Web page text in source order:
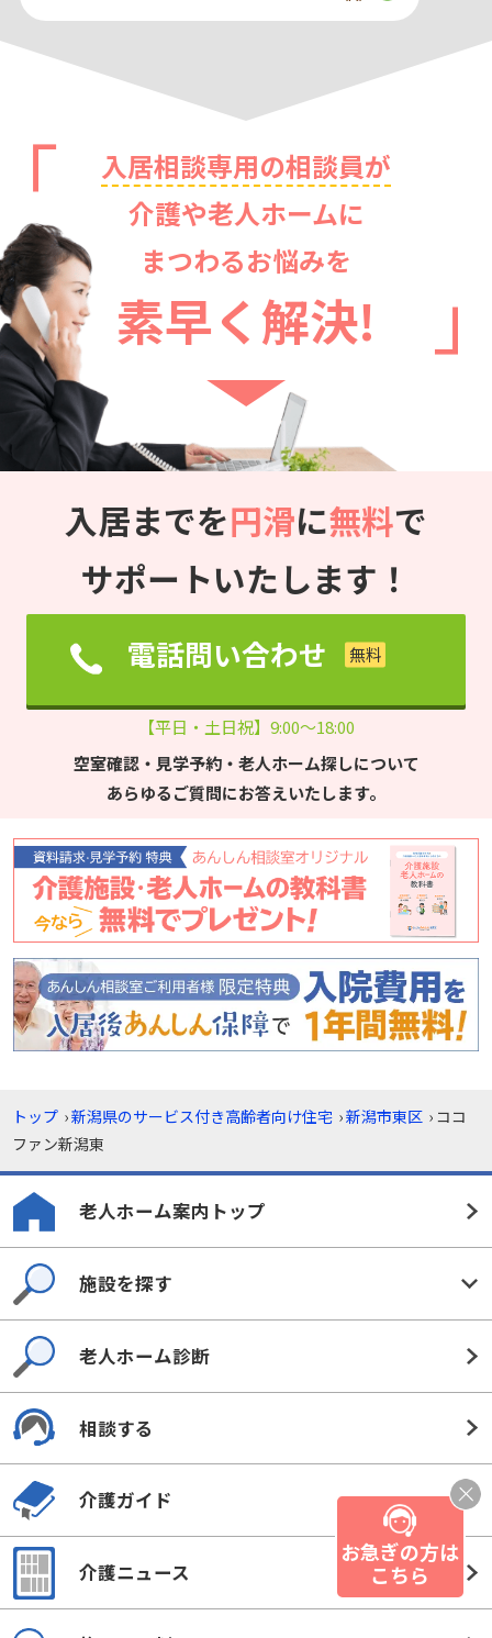
入居相談専用の相談員が
介護や老人ホームに
まつわるお悩みを
素早く解決!
入居までを円滑に無料で
サポートいたします！
電話問い合わせ
【平日・土日祝】9:00～18:00
空室確認・見学予約・老人ホーム探しについて
あらゆるご質問にお答えいたします。
トップ ›新潟県のサービス付き高齢者向け住宅 ›新潟市東区 › ココ
ファン新潟東
老人ホーム案内トップ
施設を探す
老人ホーム診断
相談する
介護ガイド
介護ニュース
お急ぎの方は
こちら